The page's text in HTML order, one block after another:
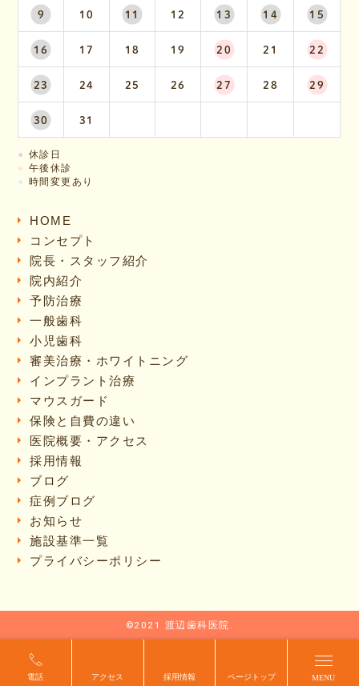
電話 アクセス 採用情報 ページトップ MENU
9 10 11 12 13 14 15
16 17 18 19 20 21 22
23 24 25 26 27 28 29
30 31
● 休診日
● 午後休診
● 時間変更あり
HOME
コンセプト
院長・スタッフ紹介
院内紹介
予防治療
一般歯科
小児歯科
審美治療・ホワイトニング
インプラント治療
マウスガード
保険と自費の違い
医院概要・アクセス
採用情報
ブログ
症例ブログ
お知らせ
施設基準一覧
プライバシーポリシー
©2021 渡辺歯科医院.